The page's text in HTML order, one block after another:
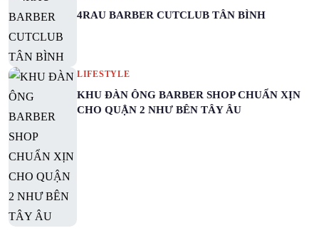
4RAU BARBER CUTCLUB TÂN BÌNH
LIFESTYLE
KHU ĐÀN ÔNG BARBER SHOP CHUẨN XỊN
CHO QUẬN 2 NHƯ BÊN TÂY ÂU